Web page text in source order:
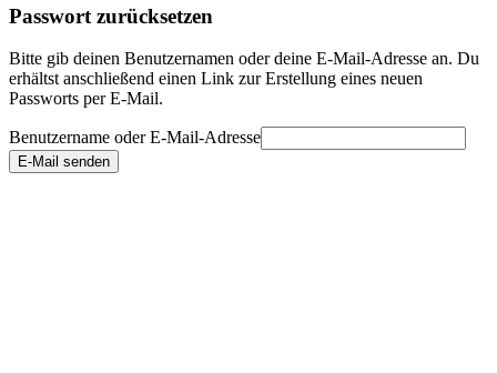
Passwort zurücksetzen
Bitte gib deinen Benutzernamen oder deine E-Mail-Adresse an. Du
erhältst anschließend einen Link zur Erstellung eines neuen
Passworts per E-Mail.
Benutzername oder E-Mail-Adresse
E-Mail senden